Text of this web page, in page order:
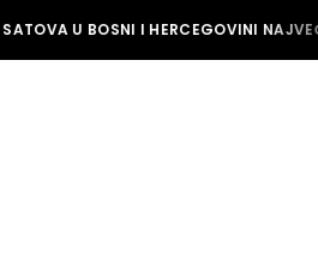
U BOSNI I HERCEGOVINI